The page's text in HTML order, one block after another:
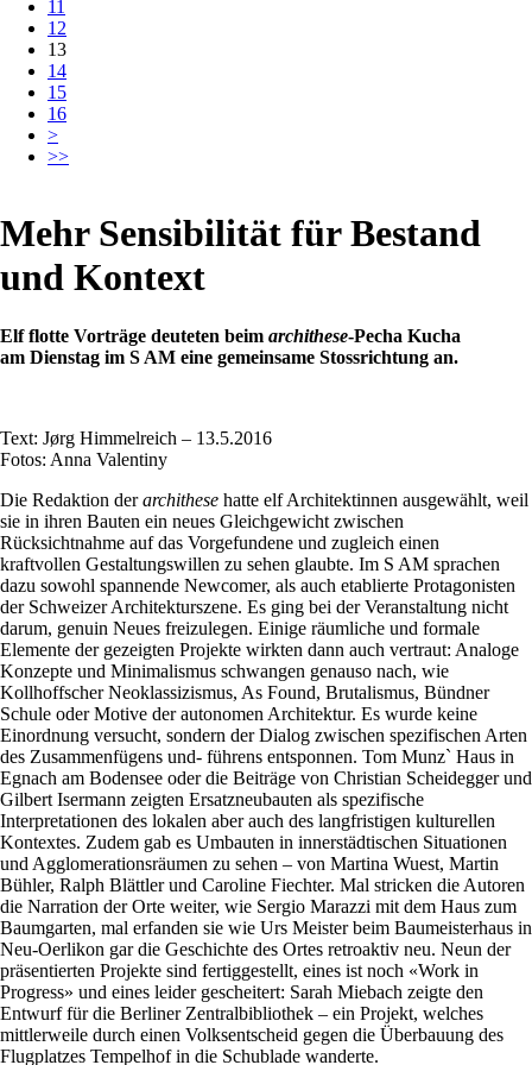
11
12
13
14
15
16
>
>>
Mehr Sensibilität für Bestand
und Kontext
Elf flotte Vorträge deuteten beim archithese-Pecha Kucha
am Dienstag im S AM eine gemeinsame Stossrichtung an.
Text: Jørg Himmelreich – 13.5.2016
Fotos: Anna Valentiny
Die Redaktion derarchithese hatte elf Architektinnen ausgewählt, weil
sie in ihren Bauten ein neues Gleichgewicht zwischen
Rücksichtnahme auf das Vorgefundene und zugleich einen
kraftvollen Gestaltungswillen zu sehen glaubte. Im S AM sprachen
dazu sowohl spannende Newcomer, als auch etablierte Protagonisten
der Schweizer Architekturszene. Es ging bei der Veranstaltung nicht
darum, genuin Neues freizulegen. Einige räumliche und formale
Elemente der gezeigten Projekte wirkten dann auch vertraut: Analoge
Konzepte und Minimalismus schwangen genauso nach, wie
Kollhoffscher Neoklassizismus, As Found, Brutalismus, Bündner
Schule oder Motive der autonomen Architektur. Es wurde keine
Einordnung versucht, sondern der Dialog zwischen spezifischen Arten
des Zusammenfügens und- führens entsponnen. Tom Munz` Haus in
Egnach am Bodensee oder die Beiträge von Christian Scheidegger und
Gilbert Isermann zeigten Ersatzneubauten als spezifische
Interpretationen des lokalen aber auch des langfristigen kulturellen
Kontextes. Zudem gab es Umbauten in innerstädtischen Situationen
und Agglomerationsräumen zu sehen – von Martina Wuest, Martin
Bühler, Ralph Blättler und Caroline Fiechter. Mal stricken die Autoren
die Narration der Orte weiter, wie Sergio Marazzi mit dem Haus zum
Baumgarten, mal erfanden sie wie Urs Meister beim Baumeisterhaus in
Neu-Oerlikon gar die Geschichte des Ortes retroaktiv neu. Neun der
präsentierten Projekte sind fertiggestellt, eines ist noch «Work in
Progress» und eines leider gescheitert: Sarah Miebach zeigte den
Entwurf für die Berliner Zentralbibliothek – ein Projekt, welches
mittlerweile durch einen Volksentscheid gegen die Überbauung des
Flugplatzes Tempelhof in die Schublade wanderte.